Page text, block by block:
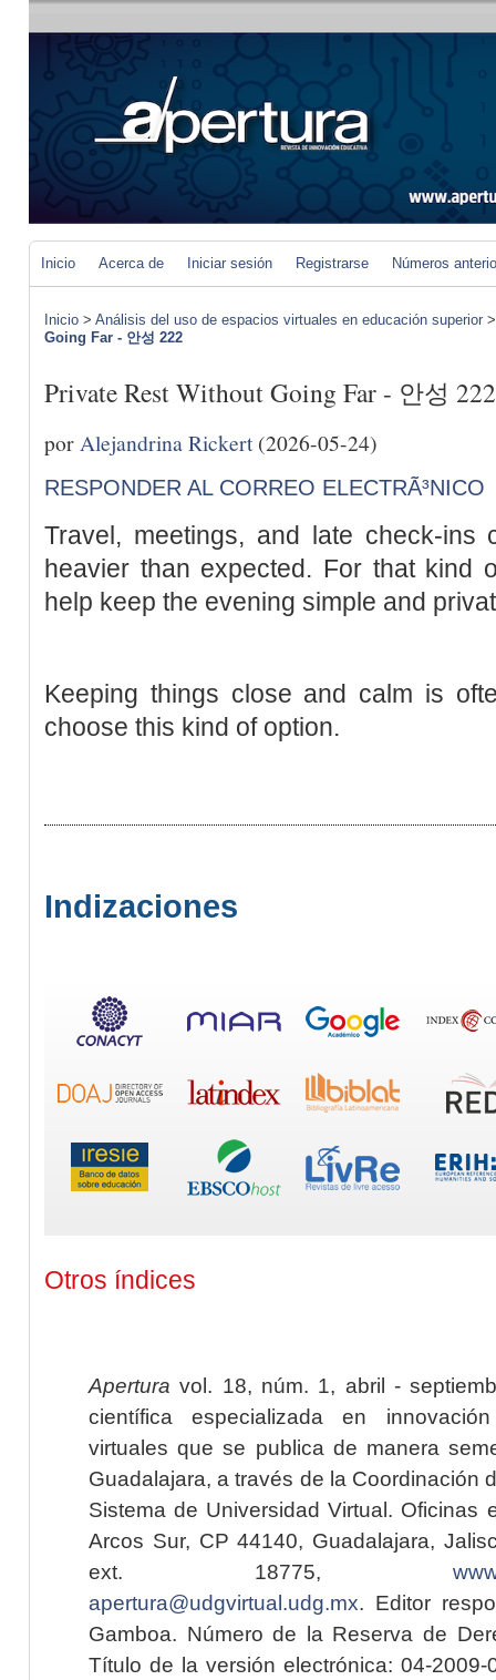
Inicio Acerca de Iniciar sesión Registrarse Números
Inicio > Análisis del uso de espacios virtuales en educación superior
Going Far - 안성 222
Private Rest Without Going Far - 안성 222
por Alejandrina Rickert(2026-05-24)
RESPONDER AL CORREO ELECTRÃ³NICO
Travel, meetings, and late check-ins
heavier than expected. For that kind
help keep the evening simple and
Keeping things close and calm is
choose this kind of option.
Indizaciones
Otros índices
Apertura vol. 18, núm. 1, abril -
científica especializada en
virtuales que se publica de manera
Guadalajara, a través de la Coordinación
Sistema de Universidad Virtual. Oficinas
Arcos Sur, CP 44140, Guadalajara,
ext. 18775,
apertura@udgvirtual.udg.mx. Editor
Gamboa. Número de la Reserva de
Título de la versión electrónica: 04-2009-